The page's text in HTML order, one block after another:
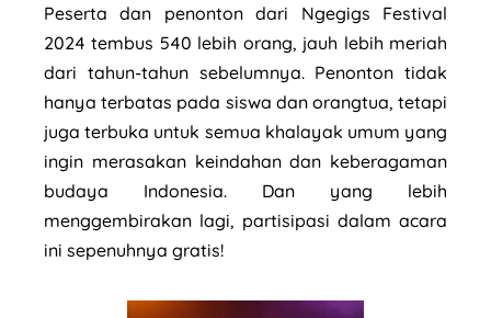
Peserta dan penonton dari Ngegigs Festival
2024 tembus 540 lebih orang, jauh lebih meriah
dari tahun-tahun sebelumnya. Penonton tidak
hanya terbatas pada siswa dan orangtua, tetapi
juga terbuka untuk semua khalayak umum yang
ingin merasakan keindahan dan keberagaman
budaya Indonesia. Dan yang lebih
menggembirakan lagi, partisipasi dalam acara
ini sepenuhnya gratis!